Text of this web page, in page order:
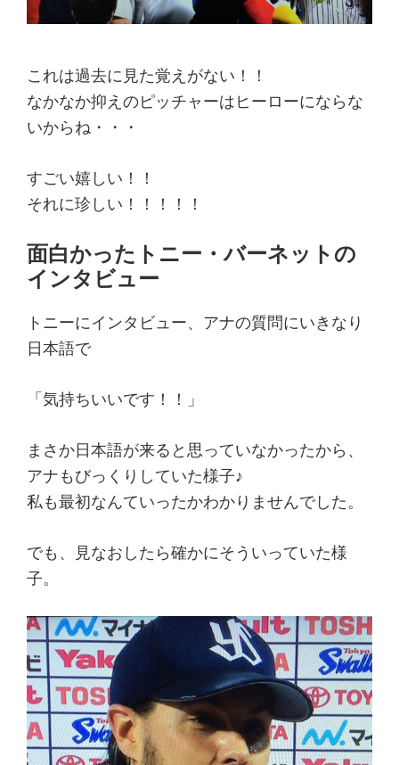
これは過去に見た覚えがない！！
なかなか抑えのピッチャーはヒーローにならな
いからね・・・
すごい嬉しい！！
それに珍しい！！！！！
面白かったトニー・バーネットの
インタビュー
トニーにインタビュー、アナの質問にいきなり
日本語で
「気持ちいいです！！」
まさか日本語が来ると思っていなかったから、
アナもびっくりしていた様子♪
私も最初なんていったかわかりませんでした。
でも、見なおしたら確かにそういっていた様
子。